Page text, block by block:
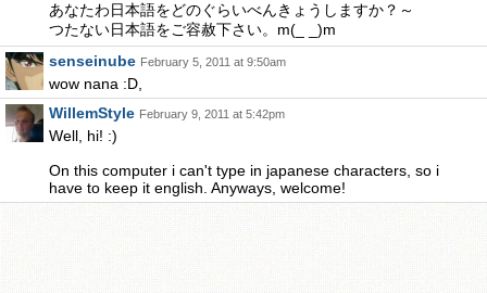
あなたわ日本語をどのぐらいべんきょうしますか？～
つたない日本語をご容赦下さい。m(_ _)m
senseinube February 5, 2011 at 9:50am
wow nana :D,
WillemStyle February 9, 2011 at 5:42pm
Well, hi! :)
On this computer i can't type in japanese characters, so i
have to keep it english. Anyways, welcome!